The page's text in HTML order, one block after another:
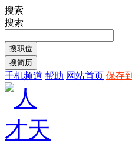
搜索
搜索
手机频道 帮助 网站首页 保存